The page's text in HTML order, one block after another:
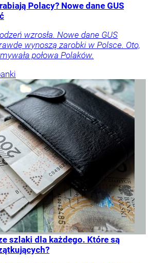
Polacy? Nowe dane GUS
wzrosła. Nowe dane GUS
wynoszą zarobki w Polsce. Oto,
połowa Polaków.
szlaki dla każdego. Które są